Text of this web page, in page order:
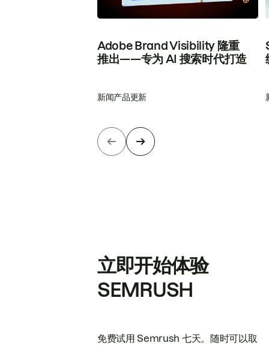
Adobe Brand Visibility 隆重
推出——专为 AI 搜索时代打造
新闻产品更新
立即开始体验
SEMRUSH
免费试用 Semrush 七天。随时可以取